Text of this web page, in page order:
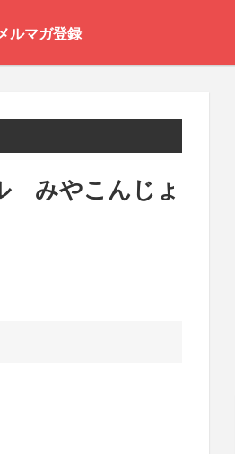
ルマガ登録
みやこんじょ